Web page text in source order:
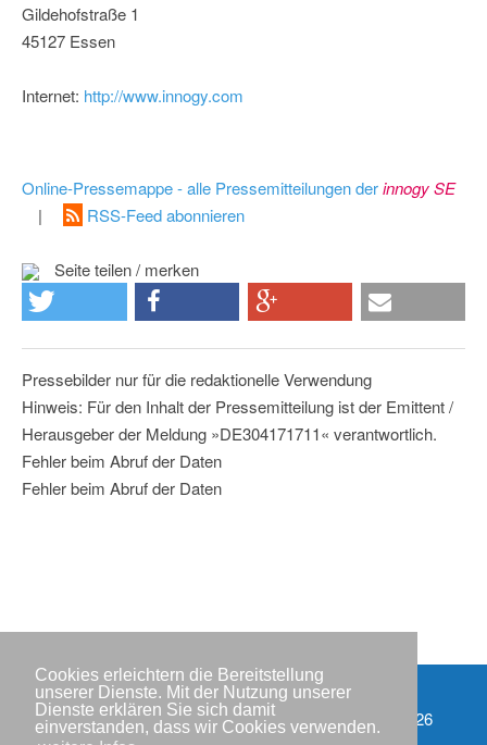
Cookies erleichtern die Bereitstellung
unserer Dienste. Mit der Nutzung unserer
Dienste erklären Sie sich damit
einverstanden, dass wir Cookies verwenden.
Gildehofstraße 1
45127 Essen
Internet: http://www.innogy.com
Online-Pressemappe - alle Pressemitteilungen derinnogy SE
|
RSS-Feed abonnieren
Seite teilen / merken
Pressebilder nur für die redaktionelle Verwendung
Hinweis: Für den Inhalt der Pressemitteilung ist der Emittent /
Herausgeber der Meldung »DE304171711« verantwortlich.
Fehler beim Abruf der Daten
Fehler beim Abruf der Daten
Partner
Copyright © IWR 2026